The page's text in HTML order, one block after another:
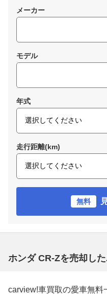
メーカー
モデル
年式
走行距離(km)
無料
ホンダ CR-Zを売却し
carview!車買取の愛車無